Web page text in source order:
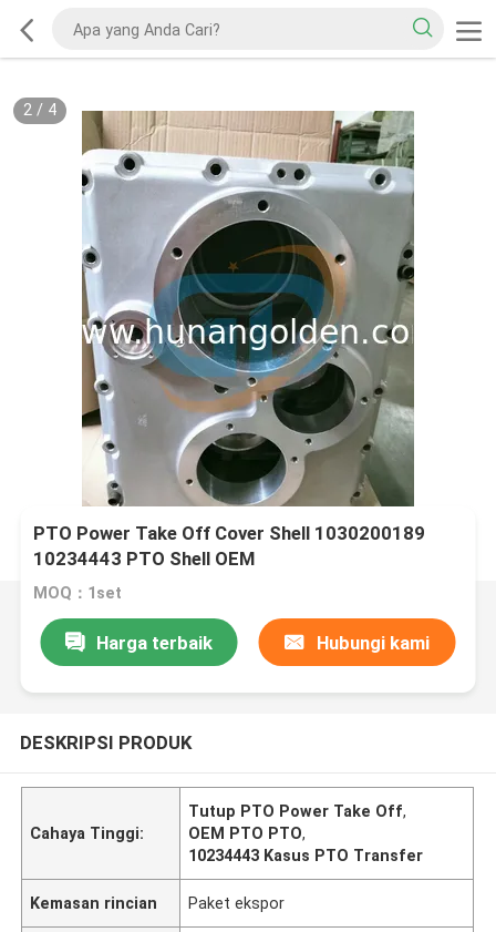
2/ 4
PTO Power Take Off Cover Shell 1030200189
10234443 PTO Shell OEM
MOQ：1set
Harga terbaik Hubungi kami
DESKRIPSI PRODUK
Cahaya Tinggi:
Tutup PTO Power Take Off,
OEM PTO PTO,
10234443 Kasus PTO Transfer
Kemasan rincian Paket ekspor